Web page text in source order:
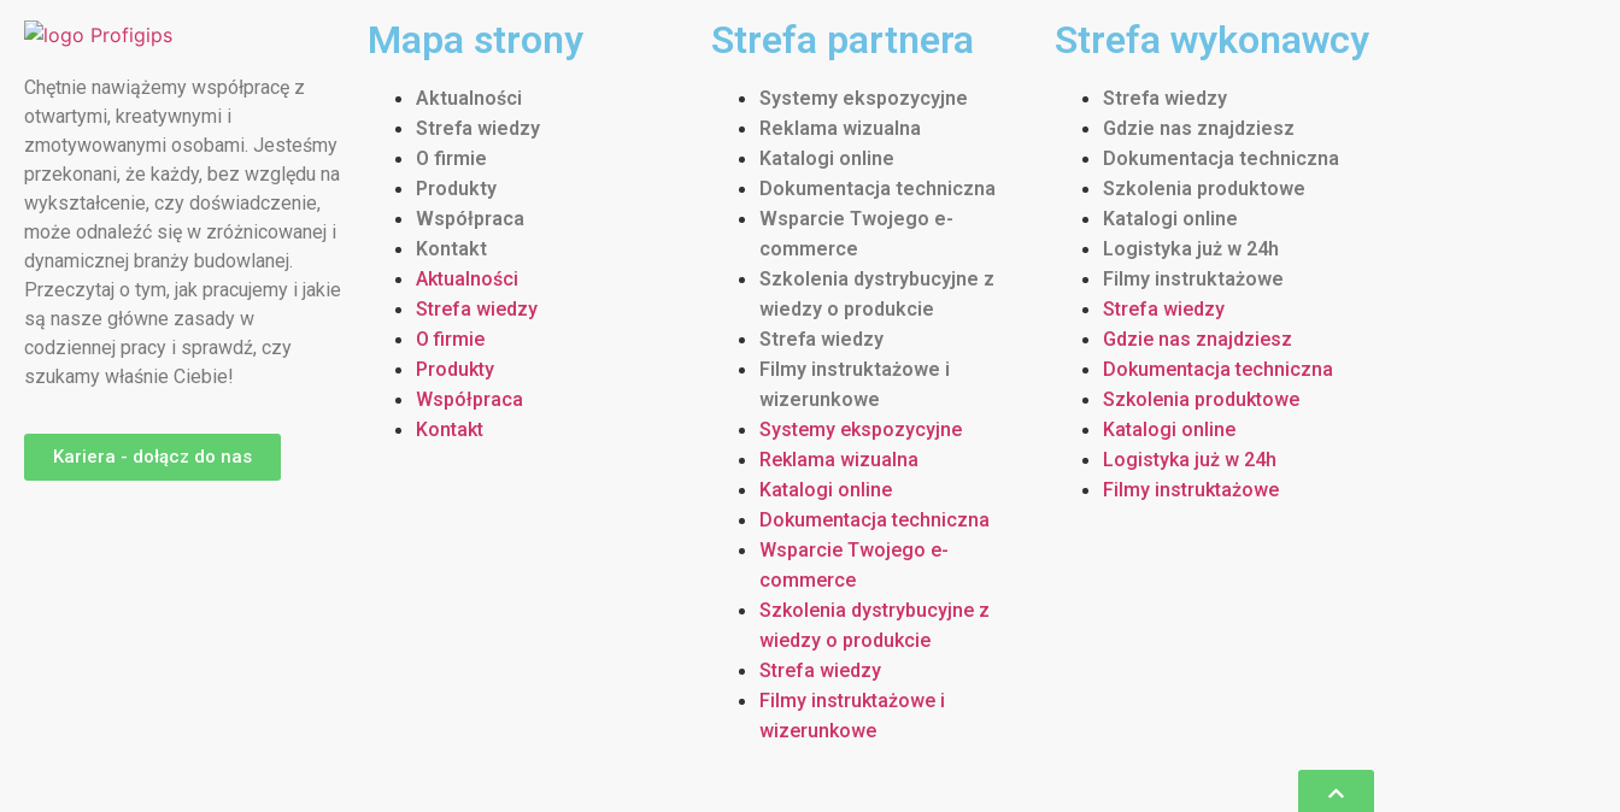
Chętnie nawiążemy współpracę z
otwartymi, kreatywnymi i
zmotywowanymi osobami. Jesteśmy
przekonani, że każdy, bez względu na
wykształcenie, czy doświadczenie,
może odnaleźć się w zróżnicowanej i
dynamicznej branży budowlanej.
Przeczytaj o tym, jak pracujemy i jakie
są nasze główne zasady w
codziennej pracy i sprawdź, czy
szukamy właśnie Ciebie!
Kariera - dołącz do nas
Mapa strony
Aktualności
Strefa wiedzy
O firmie
Produkty
Współpraca
Kontakt
Aktualności
Strefa wiedzy
O firmie
Produkty
Współpraca
Kontakt
Strefa partnera
Systemy ekspozycyjne
Reklama wizualna
Katalogi online
Dokumentacja techniczna
Wsparcie Twojego e-
commerce
Szkolenia dystrybucyjne z
wiedzy o produkcie
Strefa wiedzy
Filmy instruktażowe i
wizerunkowe
Systemy ekspozycyjne
Reklama wizualna
Katalogi online
Dokumentacja techniczna
Wsparcie Twojego e-
commerce
Szkolenia dystrybucyjne z
wiedzy o produkcie
Strefa wiedzy
Filmy instruktażowe i
wizerunkowe
Strefa wykonawcy
Strefa wiedzy
Gdzie nas znajdziesz
Dokumentacja techniczna
Szkolenia produktowe
Katalogi online
Logistyka już w 24h
Filmy instruktażowe
Strefa wiedzy
Gdzie nas znajdziesz
Dokumentacja techniczna
Szkolenia produktowe
Katalogi online
Logistyka już w 24h
Filmy instruktażowe